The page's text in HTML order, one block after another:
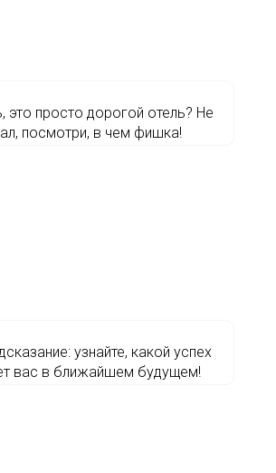
просто дорогой отель? Не
посмотри, в чем фишка!
узнайте, какой успех
вас в ближайшем будущем!